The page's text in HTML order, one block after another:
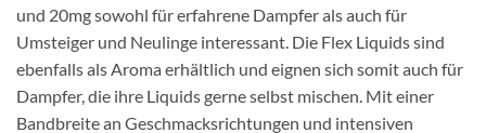
und 20mg sowohl für erfahrene Dampfer als auch für
Umsteiger und Neulinge interessant. Die Flex Liquids sind
ebenfalls als Aroma erhältlich und eignen sich somit auch für
Dampfer, die ihre Liquids gerne selbst mischen. Mit einer
Bandbreite an Geschmacksrichtungen und intensiven